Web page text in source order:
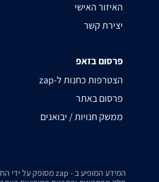
האיזור האישי
יצירת קשר
פרסום בזאפ
zap-הצטרפות כחנות ל
פרסום באתר
ממשק חנויות / יבואנים
המידע המופיע ב - zap מסופק על ידי החנויות עצמן ובאחריותן בלבד. במידה ונתקלת בבעיה כלשהי בנתונים המוצגים באתר, אנא שלח אלינו הודעה ואנו נטפל בעניין.